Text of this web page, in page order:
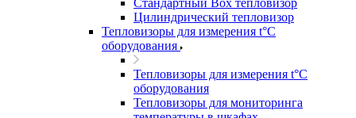
Стандартный Box тепловизор
Цилиндрический тепловизор
Тепловизоры для измерения t°С
оборудования
Тепловизоры для измерения t°С
оборудования
Тепловизоры для мониторинга